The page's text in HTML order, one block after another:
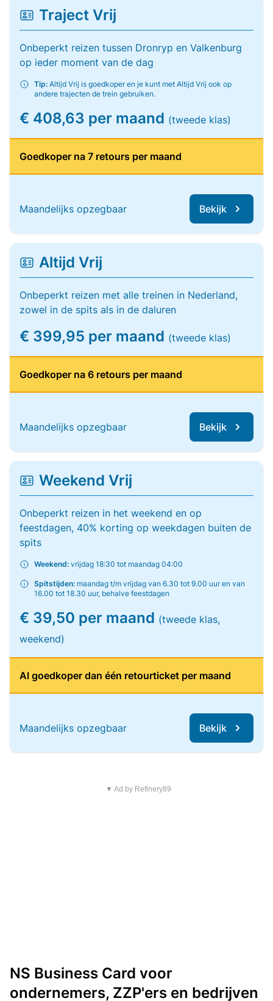
Traject Vrij
Onbeperkt reizen tussen Dronryp en Valkenburg
op ieder moment van de dag
Tip: Altijd Vrij is goedkoper en je kunt met Altijd Vrij ook op
andere trajecten de trein gebruiken.
€ 408,63 per maand (tweede klas)
Goedkoper na 7 retours per maand
Maandelijks opzegbaar Bekijk
Altijd Vrij
Onbeperkt reizen met alle treinen in Nederland,
zowel in de spits als in de daluren
€ 399,95 per maand (tweede klas)
Goedkoper na 6 retours per maand
Maandelijks opzegbaar Bekijk
Weekend Vrij
Onbeperkt reizen in het weekend en op
feestdagen, 40% korting op weekdagen buiten de
spits
Weekend: vrijdag 18:30 tot maandag 04:00
Spitstijden: maandag t/m vrijdag van 6.30 tot 9.00 uur en van
16.00 tot 18.30 uur, behalve feestdagen
€ 39,50 per maand (tweede klas,
weekend)
Al goedkoper dan één retourticket per maand
Maandelijks opzegbaar Bekijk
▼ Ad by Refinery89
NS Business Card voor
ondernemers, ZZP'ers en bedrijven